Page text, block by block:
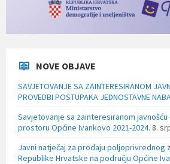
NOVE OBJAVE
SAVJETOVANJE SA ZAINTERESIRANOM
PROVEDBI POSTUPAKA JEDNOSTAVNE
Savjetovanje sa zainteresiranom javnošću
prostoru Općine Ivankovo 2021-2024. 8.
Javni natječaj za prodaju poljoprivrednog
Republike Hrvatske na području Općine